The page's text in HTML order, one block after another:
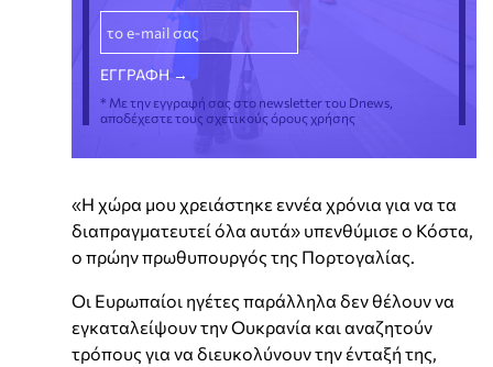
* Με την εγγραφή σας στο newsletter του Dnews,
αποδέχεστε τους σχετικούς όρους χρήσης
«Η χώρα μου χρειάστηκε εννέα χρόνια για να τα
διαπραγματευτεί όλα αυτά» υπενθύμισε ο Κόστα,
ο πρώην πρωθυπουργός της Πορτογαλίας.
Οι Ευρωπαίοι ηγέτες παράλληλα δεν θέλουν να
εγκαταλείψουν την Ουκρανία και αναζητούν
τρόπους για να διευκολύνουν την ένταξή της,